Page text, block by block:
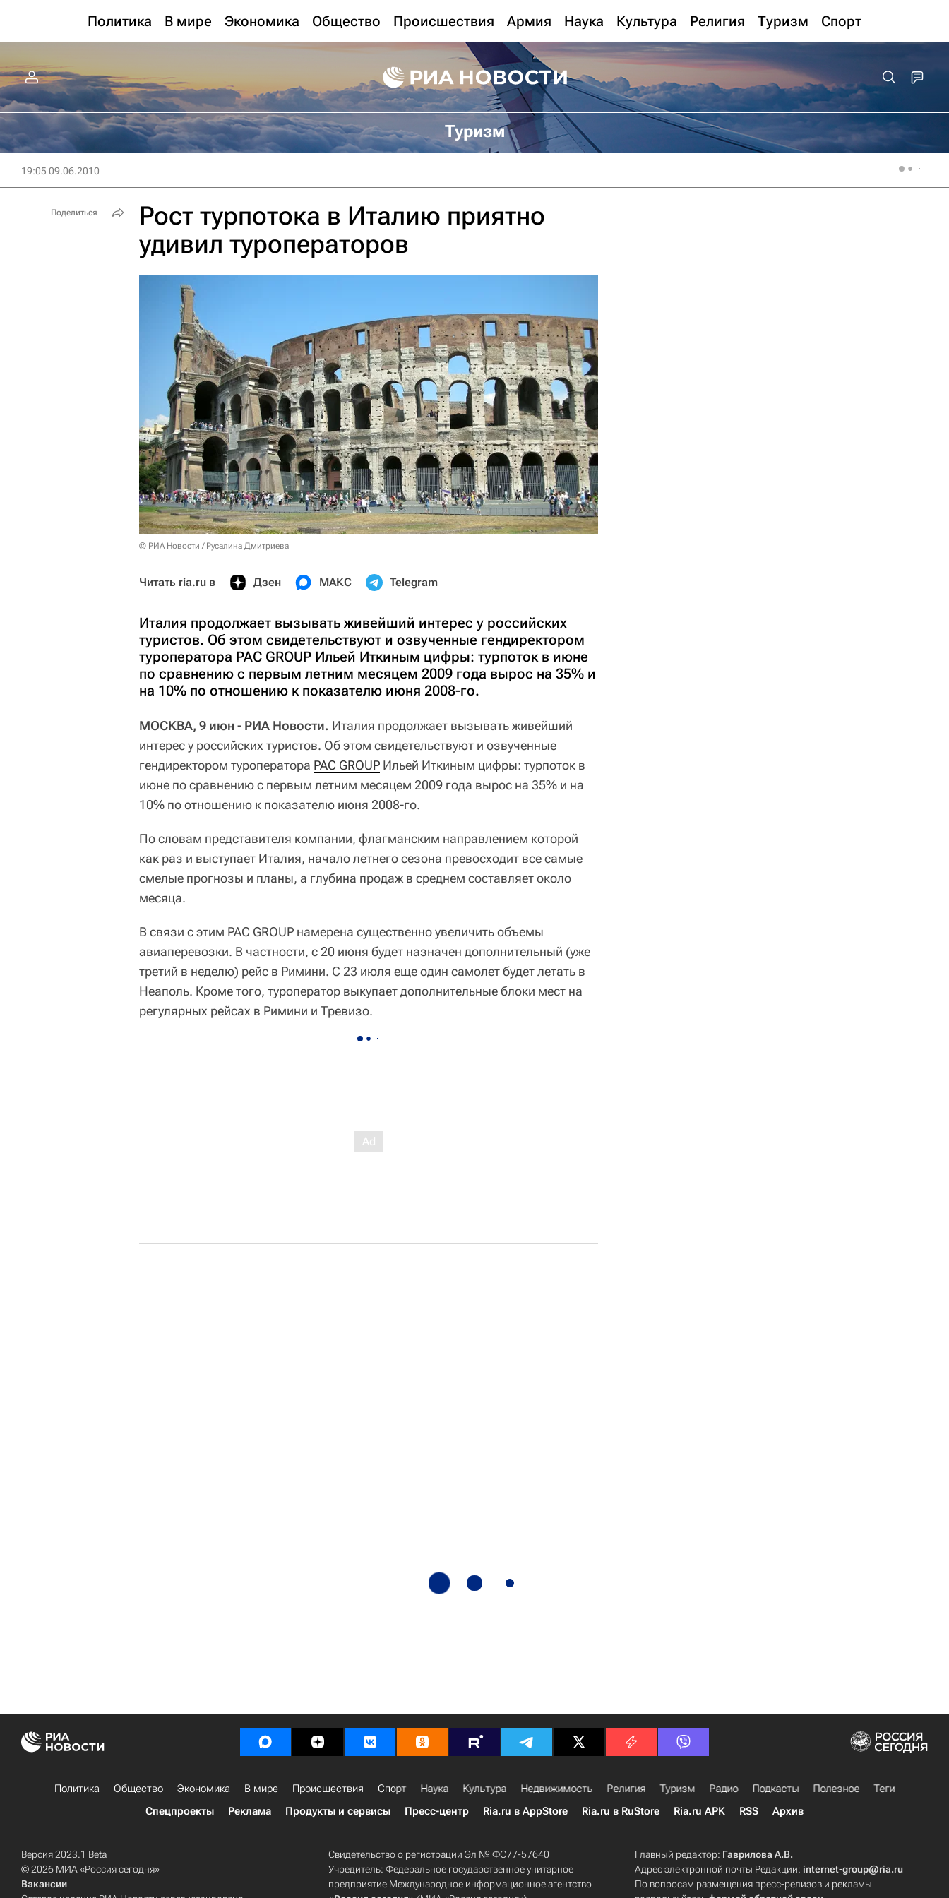
Политика В мире Экономика Общество Происшествия Армия Наука Культура Религия Туризм Спорт
Туризм
19:05 09.06.2010
Рост турпотока в Италию приятно
удивил туроператоров
© РИА Новости / Русалина Дмитриева
Читать ria.ru в Дзен МАКС Telegram
Италия продолжает вызывать живейший интерес у российских
туристов. Об этом свидетельствуют и озвученные гендиректором
туроператора PAC GROUP Ильей Иткиным цифры: турпоток в июне
по сравнению с первым летним месяцем 2009 года вырос на 35% и
на 10% по отношению к показателю июня 2008-го.
МОСКВА, 9 июн - РИА Новости. Италия продолжает вызывать живейший
интерес у российских туристов. Об этом свидетельствуют и озвученные
гендиректором туроператора PAC GROUP Ильей Иткиным цифры: турпоток в
июне по сравнению с первым летним месяцем 2009 года вырос на 35% и на
10% по отношению к показателю июня 2008-го.
По словам представителя компании, флагманским направлением которой
как раз и выступает Италия, начало летнего сезона превосходит все самые
смелые прогнозы и планы, а глубина продаж в среднем составляет около
месяца.
В связи с этим PAC GROUP намерена существенно увеличить объемы
авиаперевозки. В частности, с 20 июня будет назначен дополнительный (уже
третий в неделю) рейс в Римини. С 23 июля еще один самолет будет летать в
Неаполь. Кроме того, туроператор выкупает дополнительные блоки мест на
регулярных рейсах в Римини и Тревизо.
Поделиться
Политика Общество Экономика В мире Происшествия Спорт Наука Культура Недвижимость Религия Туризм Радио Подкасты Полезное
Теги
Спецпроекты
Реклама Продукты и сервисы Пресс-центр Ria.ru в AppStore Ria.ru в RuStore Ria.ru APK RSS Архив
Версия 2023.1 Beta
© 2026 МИА «Россия сегодня»
Вакансии
Свидетельство о регистрации Эл № ФС77-57640
Учредитель: Федеральное государственное унитарное
предприятие Международное информационное агентство
Главный редактор: Гаврилова А.В.
Адрес электронной почты Редакции:internet-group@ria.ru
По вопросам размещения пресс-релизов и рекламы